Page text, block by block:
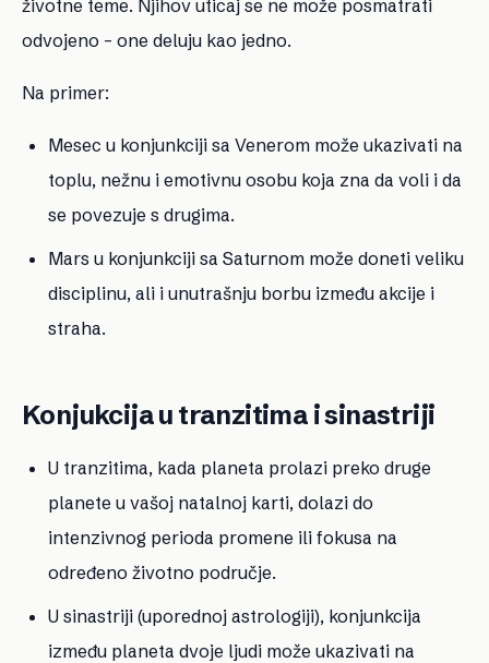
životne teme. Njihov uticaj se ne može posmatrati
odvojeno – one deluju kao jedno.
Na primer:
Mesec u konjunkciji sa Venerom može ukazivati na
toplu, nežnu i emotivnu osobu koja zna da voli i da
se povezuje s drugima.
Mars u konjunkciji sa Saturnom može doneti veliku
disciplinu, ali i unutrašnju borbu između akcije i
straha.
Konjukcija u tranzitima i sinastriji
U tranzitima, kada planeta prolazi preko druge
planete u vašoj natalnoj karti, dolazi do
intenzivnog perioda promene ili fokusa na
određeno životno područje.
U sinastriji (uporednoj astrologiji), konjunkcija
između planeta dvoje ljudi može ukazivati na